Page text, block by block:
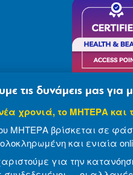
τις δυνάμεις μας για
χρονιά, το ΜΗΤΕΡΑ και
ΜΗΤΕΡΑ βρίσκεται σε
και ενιαία
για την